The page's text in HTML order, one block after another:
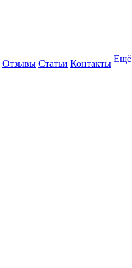
Отзывы Статьи Контакты Ещё